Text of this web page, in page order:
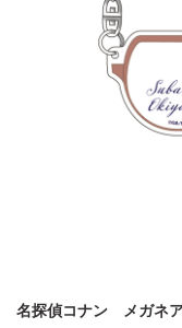
名探偵コナン メガネ